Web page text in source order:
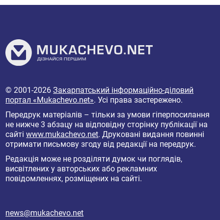
© 2001-2026Закарпатський інформаційно-діловий
портал «Mukachevo.net». Усі права застережено.
Передрук матеріалів – тільки за умови гіперпосилання
не нижче 3 абзацу на відповідну сторінку публікації на
сайтіwww.mukachevo.net. Друковані видання повинні
отримати письмову згоду від редакції на передрук.
Редакція може не розділяти думок чи поглядів,
висвітлених у авторських або рекламних
повідомленнях, розміщених на сайті.
news@mukachevo.net